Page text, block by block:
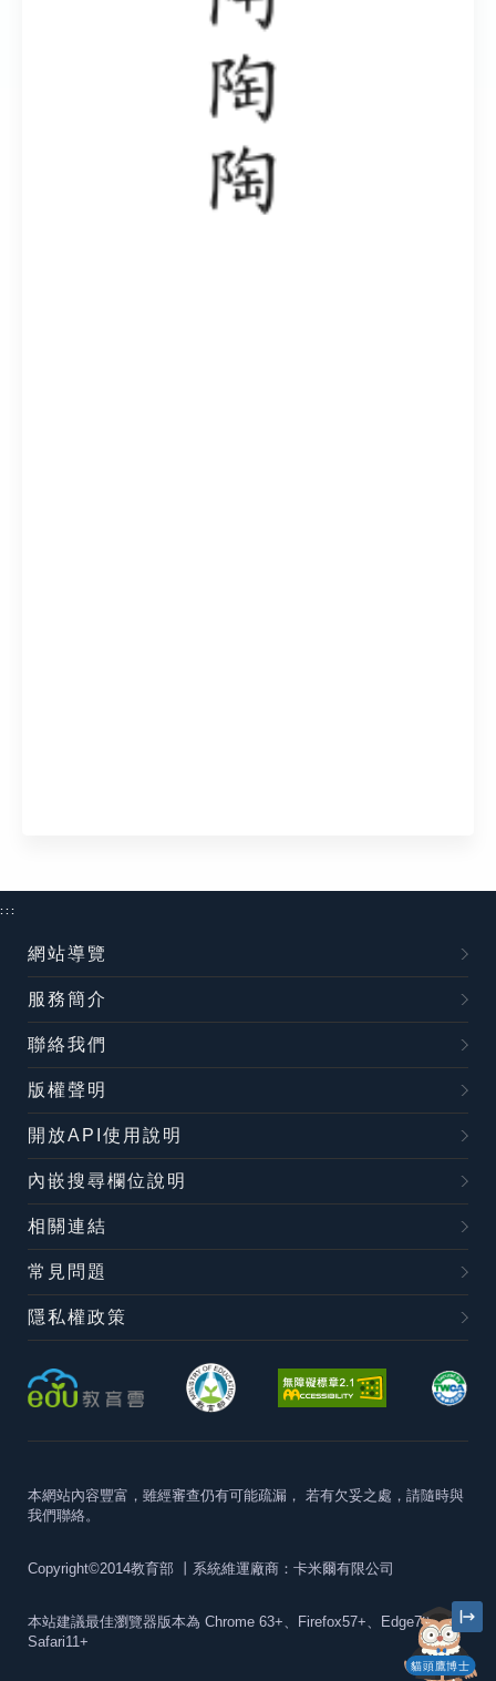
貓頭鷹博士
:::
網站導覽
服務簡介
聯絡我們
版權聲明
開放API使用說明
內嵌搜尋欄位說明
相關連結
常見問題
隱私權政策
本網站內容豐富，雖經審查仍有可能疏漏， 若有欠妥之處，請隨時與
我們聯絡。
Copyright©2014教育部 丨系統維運廠商：卡米爾有限公司
本站建議最佳瀏覽器版本為 Chrome 63+、Firefox57+、Edge79+及
Safari11+